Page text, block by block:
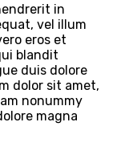
in
vel illum
eros et
blandit
duis dolore
dolor sit amet,
nonummy
magna